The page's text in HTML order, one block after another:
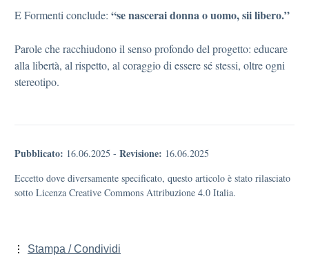
E Formenti conclude: “se nascerai donna o uomo, sii libero.”
Parole che racchiudono il senso profondo del progetto: educare
alla libertà, al rispetto, al coraggio di essere sé stessi, oltre ogni
stereotipo.
Pubblicato: 16.06.2025 - Revisione: 16.06.2025
Eccetto dove diversamente specificato, questo articolo è stato rilasciato
sotto Licenza Creative Commons Attribuzione 4.0 Italia.
Stampa / Condividi